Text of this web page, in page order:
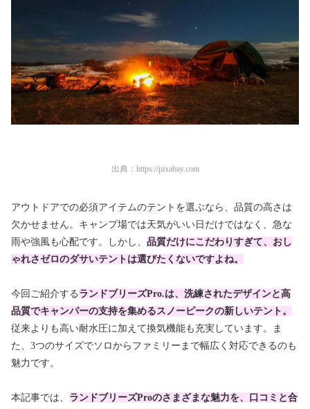
出典： https://pixabay.com
アウトドアでの必須アイテムのテントを選ぶなら、品質の高さは
欠かせません。キャンプ場では天気がいい日だけではなく、急な
雨や強風も心配です。しかし、 品質だけにこだわりすぎて、おし
ゃれさゼロのダサいテントは選びたくないですよね。
今回ご紹介する ランドブリーズPro.は、洗練されたデザインと高
品質でキャンパーの支持を集めるスノーピークの新しいテント。
従来よりも高い耐水圧に加えて換気機能も充実しています。ま
た、3つのサイズでソロからファミリーまで幅広く対応できるのも
魅力です。
本記事では、 ランドブリーズProのさまざまな魅力を、口コミと合